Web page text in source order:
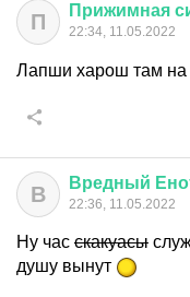
П Прижимная
22:34, 11.05.2022
Лапши харош там на
В Вредный
22:36, 11.05.2022
Ну час скакуасы
душу вынут